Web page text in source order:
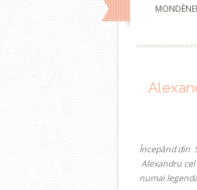
Începând din
Alexandru
numai